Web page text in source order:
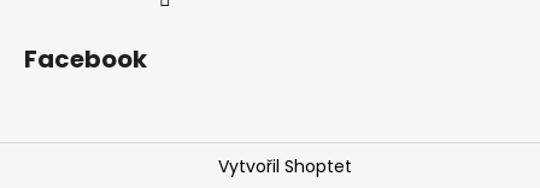
Facebook
Vytvořil Shoptet